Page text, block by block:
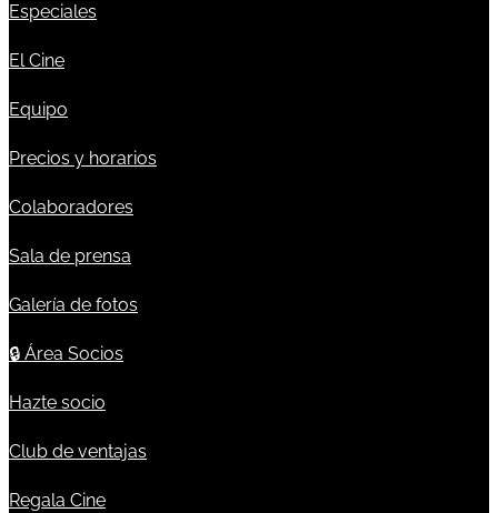
Especiales
El Cine
Equipo
Precios y horarios
Colaboradores
Sala de prensa
Galería de fotos
🔒 Área Socios
Hazte socio
Club de ventajas
Regala Cine